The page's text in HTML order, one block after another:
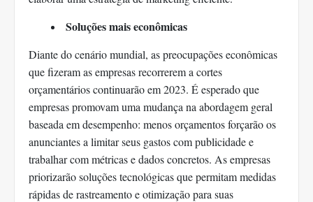
Soluções mais econômicas
Diante do cenário mundial, as preocupações econômicas
que fizeram as empresas recorrerem a cortes
orçamentários continuarão em 2023. É esperado que
empresas promovam uma mudança na abordagem geral
baseada em desempenho: menos orçamentos forçarão os
anunciantes a limitar seus gastos com publicidade e
trabalhar com métricas e dados concretos. As empresas
priorizarão soluções tecnológicas que permitam medidas
rápidas de rastreamento e otimização para suas